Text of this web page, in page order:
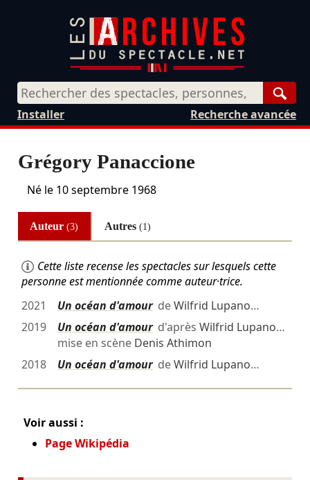
Recherche avancée
Installer
Grégory Panaccione
Né le 10 septembre 1968
Auteur(3) Autres (1)
Cette liste recense les spectacles sur lesquels cette
personne est mentionnée comme auteur·trice.
2021
Un océan d'amourdeWilfrid Lupano…
2019
Un océan d'amourd'après Wilfrid Lupano…
mise en scène Denis Athimon
2018
Un océan d'amourdeWilfrid Lupano…
Voir aussi :
Page Wikipédia